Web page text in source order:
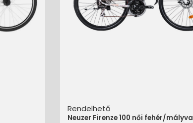
Rendelhető
Neuzer Firenze 100 női fehér/mályva